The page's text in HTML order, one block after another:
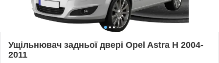
Ущільнювач задньої двері Opel Astra H 2004-
2011